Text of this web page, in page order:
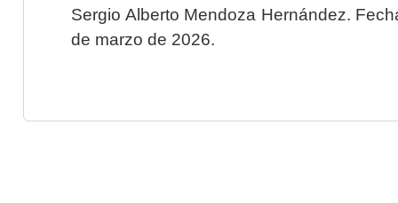
Sergio Alberto Mendoza Hernández.
de marzo de 2026.